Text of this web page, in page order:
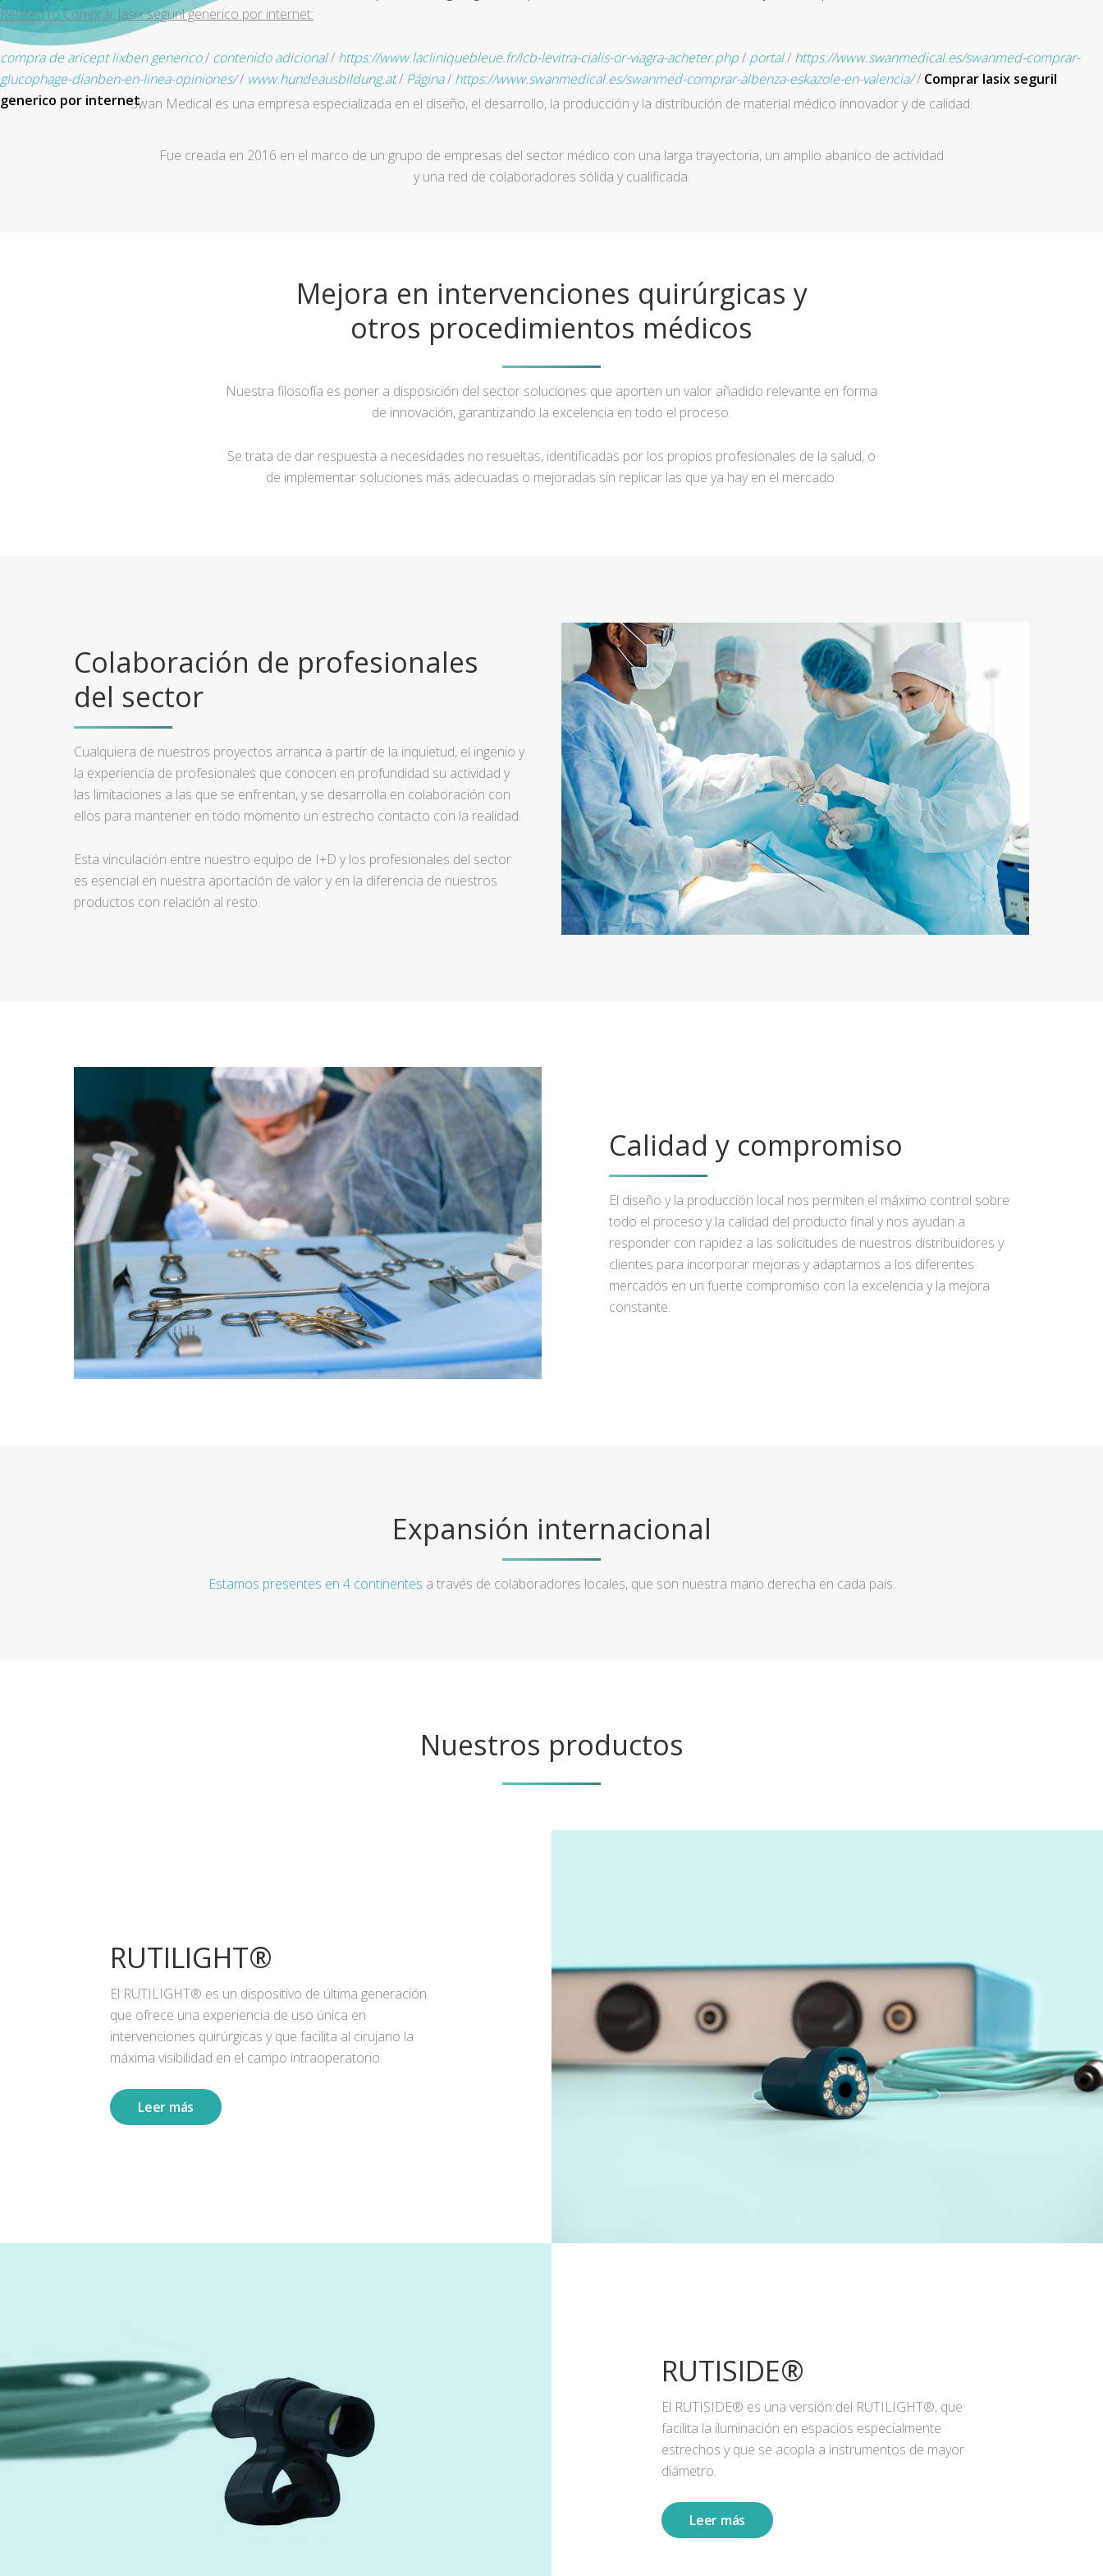
Related to Comprar lasix seguril generico por internet:
compra de aricept lixben generico/ contenido adicional/ https://www.lacliniquebleue.fr/lcb-levitra-cialis-or-viagra-acheter.php/ portal/ https://www.swanmedical.es/swanmed-comprar-
glucophage-dianben-en-linea-opiniones// www.hundeausbildung.at/ Página/ https://www.swanmedical.es/swanmed-comprar-albenza-eskazole-en-valencia// Comprar lasix seguril
generico por internetSwan Medical es una empresa especializada en el diseño, el desarrollo, la producción y la distribución de material médico innovador y de calidad.
Fue creada en 2016 en el marco de un grupo de empresas del sector médico con una larga trayectoria, un amplio abanico de actividad
y una red de colaboradores sólida y cualificada.
Mejora en intervenciones quirúrgicas y
otros procedimientos médicos
Nuestra filosofía es poner a disposición del sector soluciones que aporten un valor añadido relevante en forma
de innovación, garantizando la excelencia en todo el proceso.
Se trata de dar respuesta a necesidades no resueltas, identificadas por los propios profesionales de la salud, o
de implementar soluciones más adecuadas o mejoradas sin replicar las que ya hay en el mercado.
Colaboración de profesionales
del sector
Cualquiera de nuestros proyectos arranca a partir de la inquietud, el ingenio y
la experiencia de profesionales que conocen en profundidad su actividad y
las limitaciones a las que se enfrentan, y se desarrolla en colaboración con
ellos para mantener en todo momento un estrecho contacto con la realidad.
Esta vinculación entre nuestro equipo de I+D y los profesionales del sector
es esencial en nuestra aportación de valor y en la diferencia de nuestros
productos con relación al resto.
Calidad y compromiso
El diseño y la producción local nos permiten el máximo control sobre
todo el proceso y la calidad del producto final y nos ayudan a
responder con rapidez a las solicitudes de nuestros distribuidores y
clientes para incorporar mejoras y adaptarnos a los diferentes
mercados en un fuerte compromiso con la excelencia y la mejora
constante.
Expansión internacional
Estamos presentes en 4 continentes a través de colaboradores locales, que son nuestra mano derecha en cada país.
Nuestros productos
RUTILIGHT®
El RUTILIGHT® es un dispositivo de última generación
que ofrece una experiencia de uso única en
intervenciones quirúrgicas y que facilita al cirujano la
máxima visibilidad en el campo intraoperatorio.
Leer más
RUTISIDE®
El RUTISIDE® es una versión del RUTILIGHT®, que
facilita la iluminación en espacios especialmente
estrechos y que se acopla a instrumentos de mayor
diámetro.
Leer más